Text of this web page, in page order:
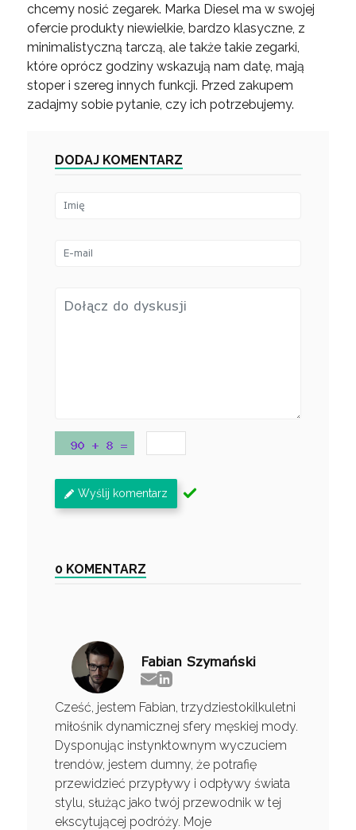
chcemy nosić zegarek. Marka Diesel ma w swojej
ofercie produkty niewielkie, bardzo klasyczne, z
minimalistyczną tarczą, ale także takie zegarki,
które oprócz godziny wskazują nam datę, mają
stoper i szereg innych funkcji. Przed zakupem
zadajmy sobie pytanie, czy ich potrzebujemy.
DODAJ KOMENTARZ
Wyślij komentarz
0 KOMENTARZ
Fabian Szymański
Cześć, jestem Fabian, trzydziestokilkuletni
miłośnik dynamicznej sfery męskiej mody.
Dysponując instynktownym wyczuciem
trendów, jestem dumny, że potrafię
przewidzieć przypływy i odpływy świata
stylu, służąc jako twój przewodnik w tej
ekscytującej podróży. Moje